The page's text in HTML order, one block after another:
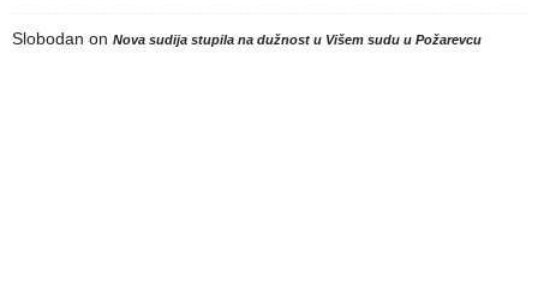
Slobodan on Nova sudija stupila na dužnost u Višem sudu u Požarevcu